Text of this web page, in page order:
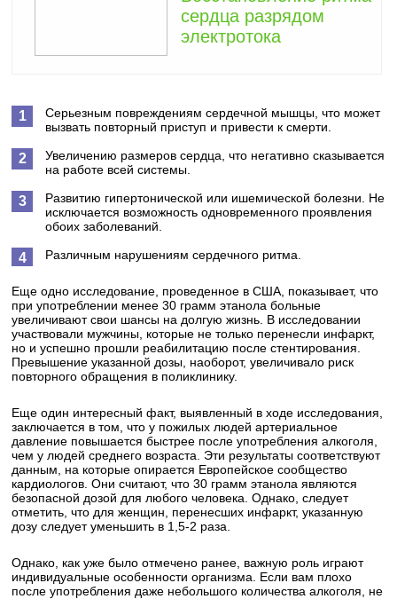
сердца разрядом
электротока
Серьезным повреждениям сердечной мышцы, что может
вызвать повторный приступ и привести к смерти.
Увеличению размеров сердца, что негативно сказывается
на работе всей системы.
Развитию гипертонической или ишемической болезни. Не
исключается возможность одновременного проявления
обоих заболеваний.
Различным нарушениям сердечного ритма.
Еще одно исследование, проведенное в США, показывает, что
при употреблении менее 30 грамм этанола больные
увеличивают свои шансы на долгую жизнь. В исследовании
участвовали мужчины, которые не только перенесли инфаркт,
но и успешно прошли реабилитацию после стентирования.
Превышение указанной дозы, наоборот, увеличивало риск
повторного обращения в поликлинику.
Еще один интересный факт, выявленный в ходе исследования,
заключается в том, что у пожилых людей артериальное
давление повышается быстрее после употребления алкоголя,
чем у людей среднего возраста. Эти результаты соответствуют
данным, на которые опирается Европейское сообщество
кардиологов. Они считают, что 30 грамм этанола являются
безопасной дозой для любого человека. Однако, следует
отметить, что для женщин, перенесших инфаркт, указанную
дозу следует уменьшить в 1,5-2 раза.
Однако, как уже было отмечено ранее, важную роль играют
индивидуальные особенности организма. Если вам плохо
после употребления даже небольшого количества алкоголя, не